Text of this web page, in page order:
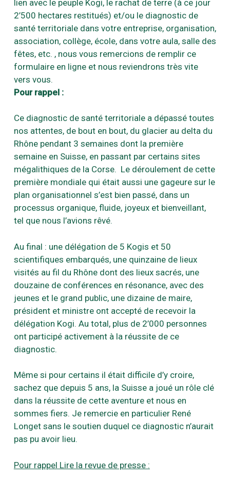
lien avec le peuple Kogi, le rachat de terre (à ce jour
2’500 hectares restitués) et/ou le diagnostic de
santé territoriale dans votre entreprise, organisation,
association, collège, école, dans votre aula, salle des
fêtes, etc. , nous vous remercions de remplir ce
formulaire en ligne et nous reviendrons très vite
vers vous.
Pour rappel :
Ce diagnostic de santé territoriale a dépassé toutes
nos attentes, de bout en bout, du glacier au delta du
Rhône pendant 3 semaines dont la première
semaine en Suisse, en passant par certains sites
mégalithiques de la Corse. Le déroulement de cette
première mondiale qui était aussi une gageure sur le
plan organisationnel s’est bien passé, dans un
processus organique, fluide, joyeux et bienveillant,
tel que nous l’avions rêvé.
Au final : une délégation de 5 Kogis et 50
scientifiques embarqués, une quinzaine de lieux
visités au fil du Rhône dont des lieux sacrés, une
douzaine de conférences en résonance, avec des
jeunes et le grand public, une dizaine de maire,
président et ministre ont accepté de recevoir la
délégation Kogi. Au total, plus de 2’000 personnes
ont participé activement à la réussite de ce
diagnostic.
Même si pour certains il était difficile d’y croire,
sachez que depuis 5 ans, la Suisse a joué un rôle clé
dans la réussite de cette aventure et nous en
sommes fiers. Je remercie en particulier René
Longet sans le soutien duquel ce diagnostic n’aurait
pas pu avoir lieu.
Pour rappel Lire la revue de presse :